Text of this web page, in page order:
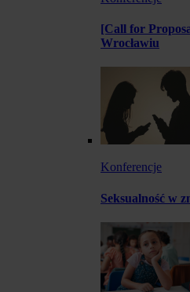
[Call for
Wrocławiu
Konferencje
Seksualność w